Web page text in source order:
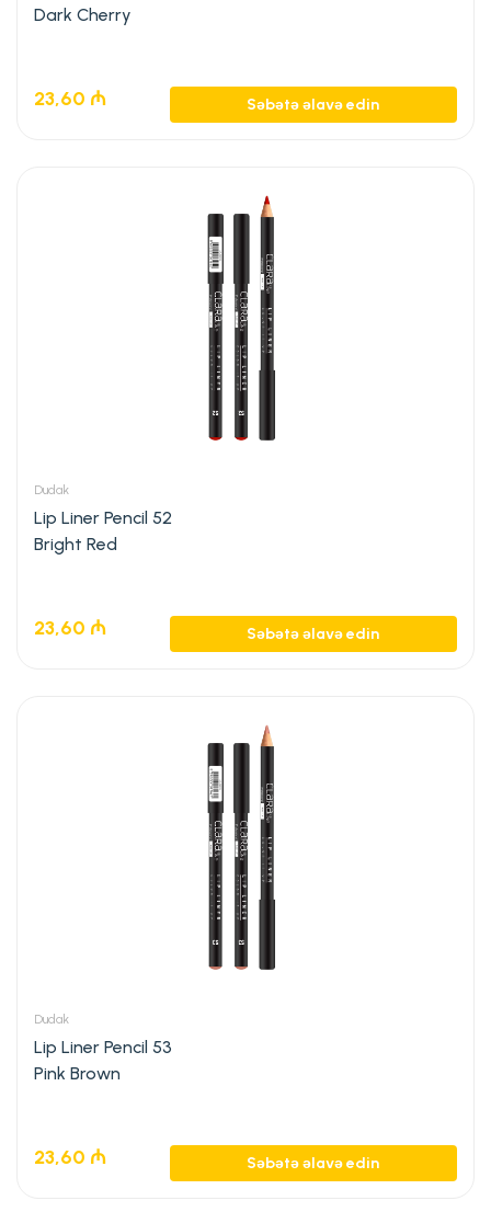
Dark Cherry
23,60 ₼ Səbətə əlavə edin
Dudak
Lip Liner Pencil 52
Bright Red
23,60 ₼ Səbətə əlavə edin
Dudak
Lip Liner Pencil 53
Pink Brown
23,60 ₼ Səbətə əlavə edin